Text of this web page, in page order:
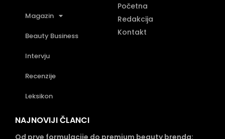
Magazin
Beauty Business
Intervju
Recenzije
Leksikon
Početna
Redakcija
Kontakt
NAJNOVIJI ČLANCI
Od prve formulacije do premium beauty brenda: